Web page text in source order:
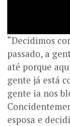
“Decidimos
passado, a
até porque
gente já está
gente ia nos
esposa e